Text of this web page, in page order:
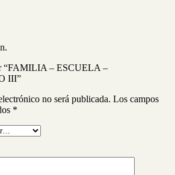
“FAMILIA – ESCUELA –
III”
no será publicada. Los campos
*